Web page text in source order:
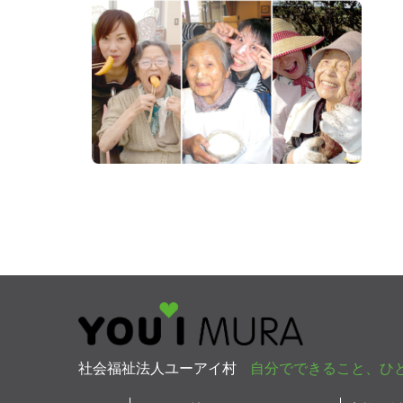
社会福祉法人ユーアイ村 自分でできること、ひ